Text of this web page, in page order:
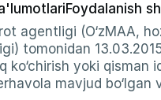
Foydalanish
agentligi (O‘zMAA,
tomonidan
ko‘chirish yoki
mavjud